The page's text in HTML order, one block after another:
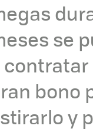
se
bono
y